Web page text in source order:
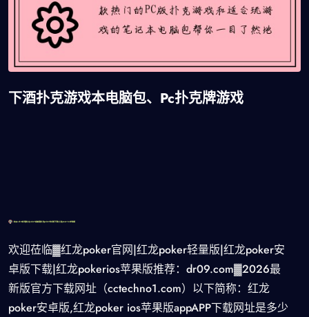
下酒扑克游戏本电脑包、pc扑克牌游戏
欢迎莅临▓红龙poker官网|红龙poker轻量版|红龙poker安
卓版下载|红龙pokerios苹果版推荐：dr09.com▓2026最
新版官方下载网址（cctechno1.com）以下简称：红龙
poker安卓版,红龙poker ios苹果版appAPP下载网址是多少